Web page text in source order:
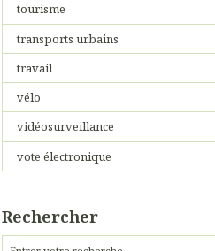
tourisme
transports urbains
travail
vélo
vidéosurveillance
vote électronique
Rechercher